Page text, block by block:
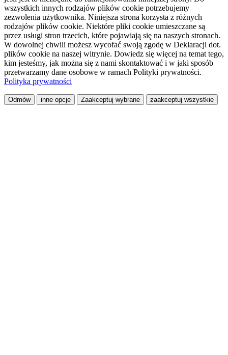
wszystkich innych rodzajów plików cookie potrzebujemy
zezwolenia użytkownika. Niniejsza strona korzysta z różnych
rodzajów plików cookie. Niektóre pliki cookie umieszczane są
przez usługi stron trzecich, które pojawiają się na naszych stronach.
W dowolnej chwili możesz wycofać swoją zgodę w Deklaracji dot.
plików cookie na naszej witrynie. Dowiedz się więcej na temat tego,
kim jesteśmy, jak można się z nami skontaktować i w jaki sposób
przetwarzamy dane osobowe w ramach Polityki prywatności.
Polityka prywatności
Odmów inne opcje Zaakceptuj wybrane zaakceptuj wszystkie